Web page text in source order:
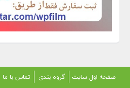
صفحه اول سایت گروه بندی تماس با ما